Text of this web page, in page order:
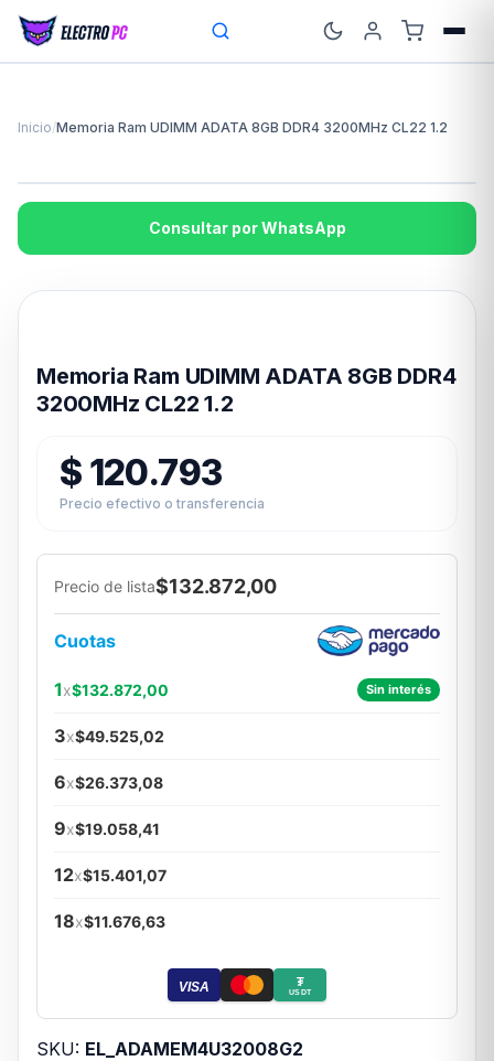
Inicio/Memoria Ram UDIMM ADATA 8GB DDR4 3200MHz CL22 1.2
Consultar por WhatsApp
Memoria Ram UDIMM ADATA 8GB DDR4
3200MHz CL22 1.2
$ 120.793
Precio efectivo o transferencia
Precio de lista$132.872,00
Cuotas
1x$132.872,00 Sin interés
3x$49.525,02
6x$26.373,08
9x$19.058,41
12x$15.401,07
18x$11.676,63
VISA ₮
USDT
SKU: EL_ADAMEM4U32008G2